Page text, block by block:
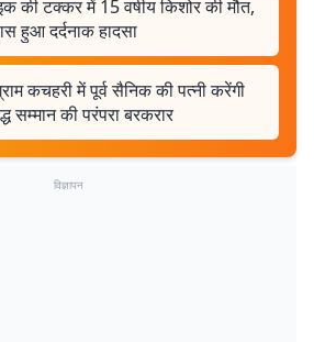
की टक्कर में 15 वर्षीय किशोर की मौत,
हुआ दर्दनाक हादसा
कचहरी में पूर्व सैनिक की पत्नी करेंगी
सम्मान की परंपरा बरकरार
विज्ञापन